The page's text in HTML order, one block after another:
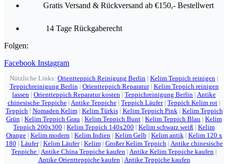
Gratis Versand & Rückversand ab €150,- Bestellwert
14 Tage Rückgaberecht
Folgen:
Facebook Instagram
Nützliche Links: Orientteppich Reinigung Berlin | Kelim Teppich reinigen |
Teppichreinigung Berlin | Orientteppich Reparatur| Kelim Teppich reinigen
lassen | Orientteppich Reparatur kosten | Teppichreinigung Berlin | Antike
chinesische Teppiche | Antike Teppiche | Teppich Läufer| Teppich Kelim rot |
Teppich | Nomaden Kelim| Kelim Türkis| Kelim Teppich Pink | Kelim Teppich
Grün | Kelim Teppich Grau | Kelim Teppich Bunt | Kelim Teppich Blau | Kelim
Teppich 200x300 | Kelim Teppich 140x200 | Kelim schwarz weiß | Kelim
Orange| Kelim modern | Kelim Indien | Kelim Gelb | Kelim antik | Kelim 120 x
180 | Läufer| Kelim Läufer| Kelim| Großer Kelim Teppich | Antike chinesische
Teppiche | Antike China Teppiche kaufen | Antike Kelim Teppiche kaufen |
Antike Orientteppiche kaufen | Antike Teppiche kaufen